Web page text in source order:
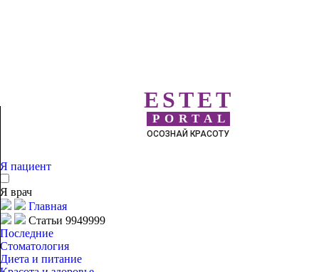
ESTET
PORTAL
ОСОЗНАЙ КРАСОТУ
Я пациент
Я врач
Главная
Статьи 9949999
Последние
Стоматология
Диета и питание